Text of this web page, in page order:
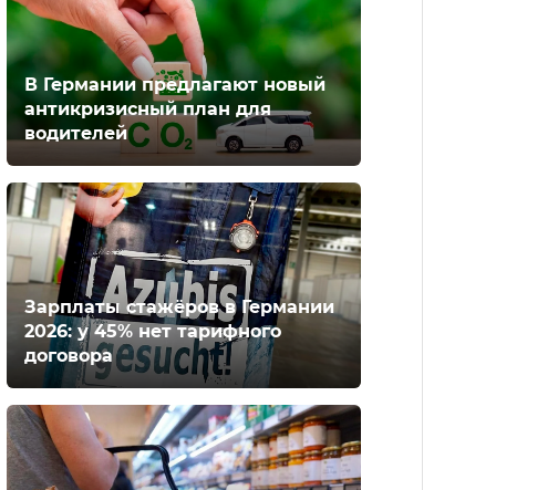
В Германии предлагают новый
антикризисный план для
водителей
Зарплаты стажёров в Германии
2026: у 45% нет тарифного
договора